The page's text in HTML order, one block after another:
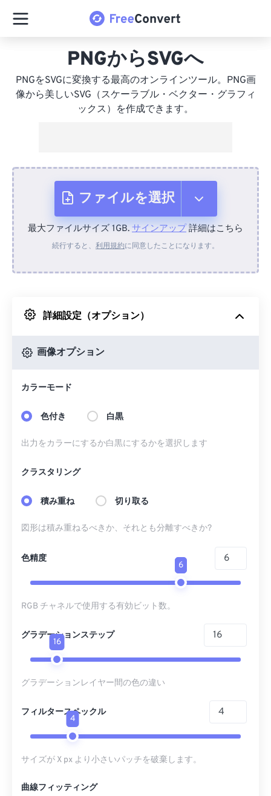
PNGからSVGへ
PNGをSVGに変換する最高のオンラインツール。PNG画
像から美しいSVG（スケーラブル・ベクター・グラフィ
ックス）を作成できます。
ファイルを選択
デバイスから
Googleドライブから
最大ファイルサイズ 1GB. サインアップ詳細はこちら
続行すると、 利用規約に同意したことになります。
詳細設定（オプション）
画像オプション
カラーモード
色付き 白黒
出力をカラーにするか白黒にするかを選択します
クラスタリング
積み重ね 切り取る
図形は積み重ねるべきか、それとも分離すべきか?
色精度
6
RGB チャネルで使用する有効ビット数。
グラデーションステップ
16
グラデーションレイヤー間の色の違い
フィルタースペックル
4
サイズが X px より小さいパッチを破棄します。
曲線フィッティング